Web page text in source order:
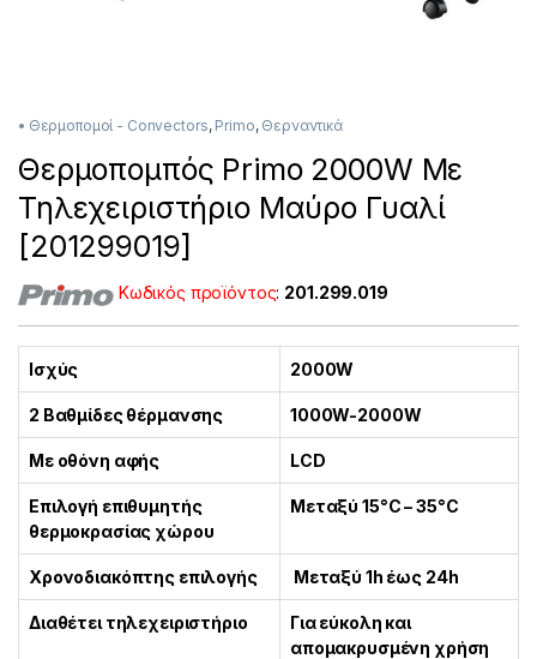
• Θερμοπομοί - Convectors, Primo, Θερναντικά
Θερμοπομπός Primo 2000W Mε
Τηλεχειριστήριο Μαύρο Γυαλί
[201299019]
Κωδικός προϊόντος: 201.299.019
Ισχύς 2000W
2 Βαθμίδες θέρμανσης 1000W-2000W
Με οθόνη αφής LCD
Επιλογή επιθυμητής
θερμοκρασίας χώρου
Μεταξύ 15°C – 35°C
Χρονοδιακόπτης επιλογής Μεταξύ 1h έως 24h
Διαθέτει τηλεχειριστήριο
Για εύκολη και
απομακρυσμένη χρήση